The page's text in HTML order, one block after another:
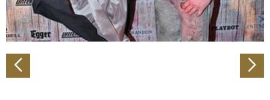
soziale Medien, Werbung und Analysen weiter. Unsere
Partner führen diese Informationen möglicherweise mit
weiteren Daten zusammen, die Sie ihnen bereitgestellt
gesammelt haben.